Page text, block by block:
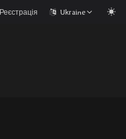
Реєстрація Ukraine